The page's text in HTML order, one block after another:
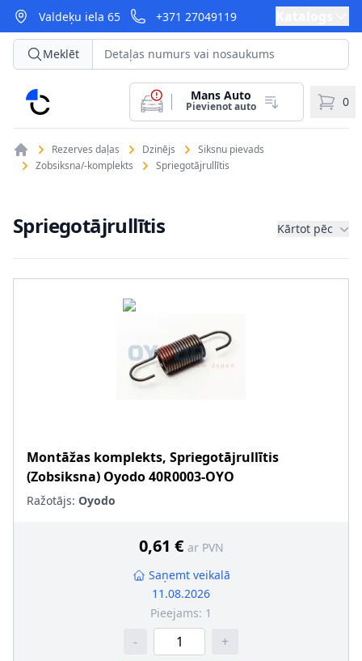
Valdeķu iela 65 +371 27049119
CarParts
Meklēt
Mans Auto
Pievienot auto 0
Rezerves daļas Dzinējs
Siksnu pievads
Zobsiksna/-komplekts
Spriegotājrullītis
Spriegotājrullītis Kārtot pēc
Montāžas komplekts, Spriegotājrullītis
(Zobsiksna) Oyodo40R0003-OYO
Ražotājs: Oyodo
0,61 € ar PVN
Saņemt veikalā
11.08.2026
Pieejams: 1
- +